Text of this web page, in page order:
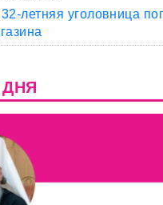
летняя уголовница
ДНЯ